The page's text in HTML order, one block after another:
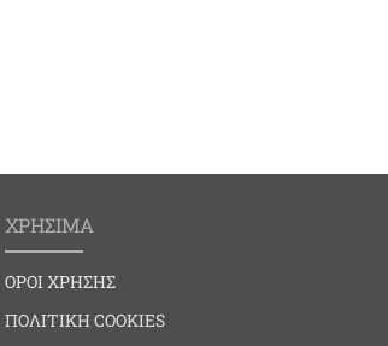
ΧΡΗΣΙΜΑ
ΟΡΟΙ ΧΡΗΣΗΣ
ΠΟΛΙΤΙΚΗ COOKIES